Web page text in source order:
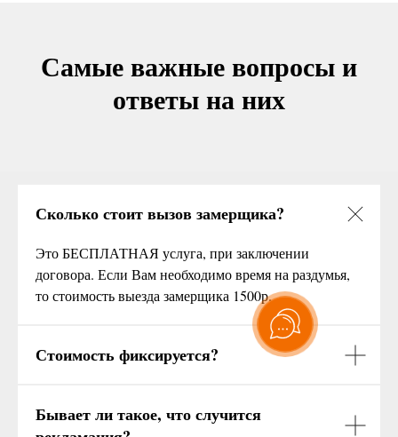
Самые важные вопросы и
ответы на них
Сколько стоит вызов замерщика?
Это БЕСПЛАТНАЯ услуга, при заключении
договора. Если Вам необходимо время на раздумья,
то стоимость выезда замерщика 1500р.
Стоимость фиксируется?
Бывает ли такое, что случится